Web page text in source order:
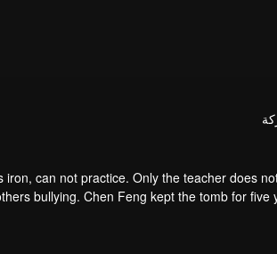
iron, can not practice. Only the teacher does
bullying. Chen Feng kept the tomb for
mysterious ancient tripod. From then on,